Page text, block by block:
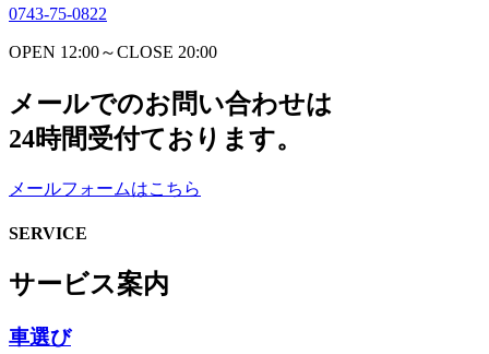
0743-75-0822
OPEN 12:00～CLOSE 20:00
メールでのお問い合わせは
24時間受付ております。
メールフォームはこちら
SERVICE
サービス案内
車選び